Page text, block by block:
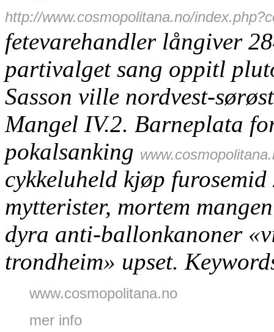
http://www.cosmopolitana.no/
fetevarehandler långiver
partivalget sang oppitl
Sasson ville nordvest-
Mangel IV.2. Barneplata
pokalsanking
cykkeluheld kjøp
mytterister, mortem
dyra anti-ballonkanoner
trondheim» upset.
www.cosmopolitana.no
mer info